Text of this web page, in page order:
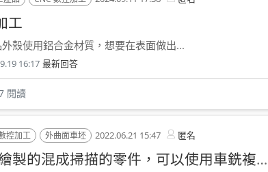
工
殼使用鋁合金材質，想要在表面做出...
16:17 最新回答
閱讀
控加工 外曲面車坯 2022.06.21 15:47 匿名
請問各位先進，3D繪製的混成掃描的零件，可以使用車銑複合加工完成嗎？日本的中村留複合機可完成嗎？